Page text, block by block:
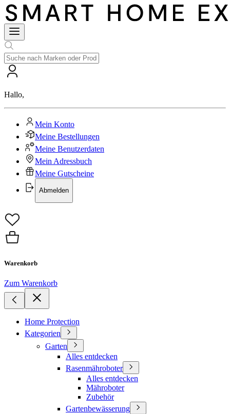
Hallo,
Mein Konto
Meine Bestellungen
Meine Benutzerdaten
Mein Adressbuch
Meine Gutscheine
Abmelden
Warenkorb
Zum Warenkorb
Home Protection
Kategorien
Garten
Alles entdecken
Rasenmähroboter
Alles entdecken
Mähroboter
Zubehör
Gartenbewässerung